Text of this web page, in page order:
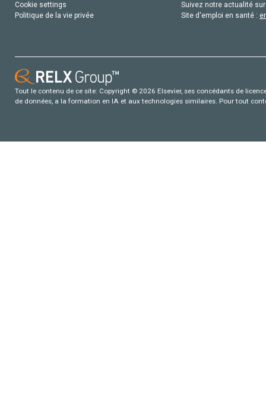
Cookie settings
Politique de la vie privée
Suivez notre actualité
Site d'emploi en santé :
Tout le contenu de ce site: Copyright © 2026 Elsevier, ses concédants de
de données, a la formation en IA et aux technologies similaires. Pour tout